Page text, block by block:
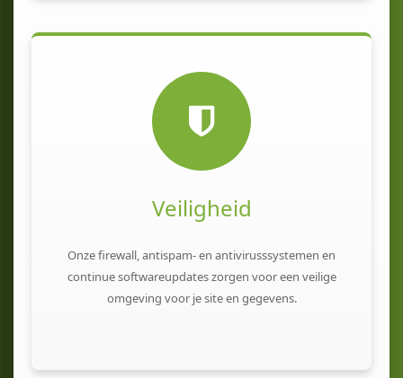
Veiligheid
Onze firewall, antispam- en antivirusssystemen en
continue softwareupdates zorgen voor een veilige
omgeving voor je site en gegevens.